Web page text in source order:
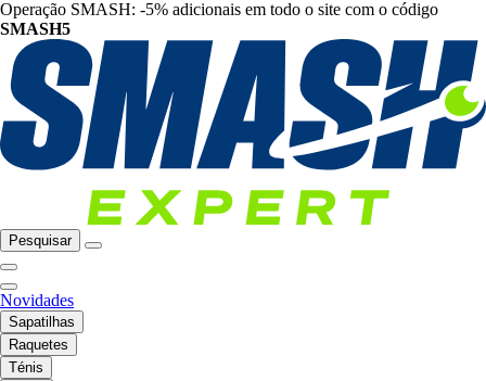
Operação SMASH: -5% adicionais em todo o site com o código
SMASH5
Pesquisar
Novidades
Sapatilhas
Raquetes
Ténis